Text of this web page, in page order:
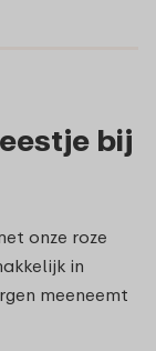
bij
onze roze
in
meeneemt